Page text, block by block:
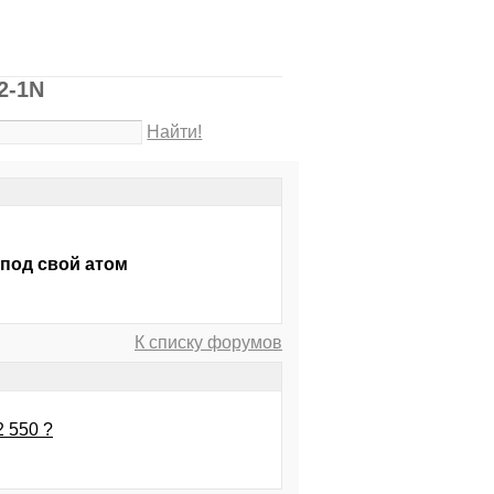
1N
Найти!
свой атом
К списку форумов
550 ?